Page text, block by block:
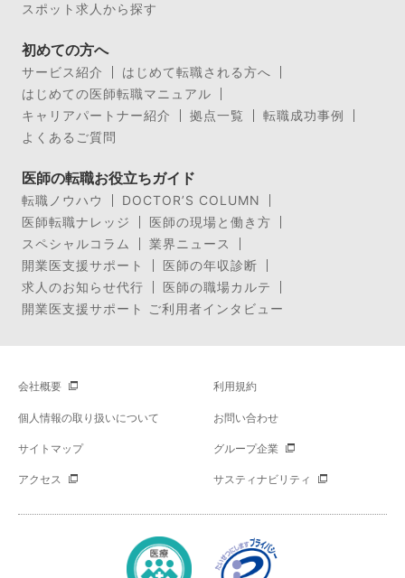
スポット求人から探す
初めての方へ
サービス紹介
はじめて転職される方へ
はじめての医師転職マニュアル
キャリアパートナー紹介
拠点一覧
転職成功事例
よくあるご質問
医師の転職お役立ちガイド
転職ノウハウ
DOCTOR’S COLUMN
医師転職ナレッジ
医師の現場と働き方
スペシャルコラム
業界ニュース
開業医支援サポート
医師の年収診断
求人のお知らせ代行
医師の職場カルテ
開業医支援サポート ご利用者インタビュー
会社概要 利用規約
個人情報の取り扱いについて お問い合わせ
サイトマップ グループ企業
アクセス サスティナビリティ